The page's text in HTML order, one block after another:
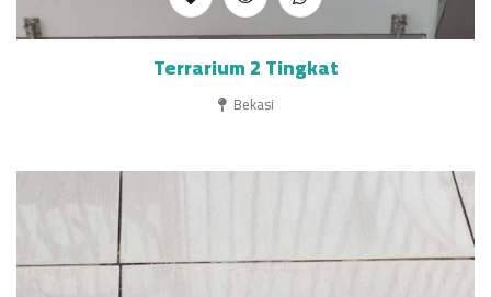
Terrarium 2 Tingkat
Bekasi